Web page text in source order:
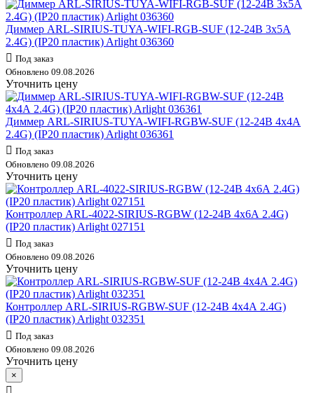
Диммер ARL-SIRIUS-TUYA-WIFI-RGB-SUF (12-24В 3х5А
2.4G) (IP20 пластик) Arlight 036360
Под заказ
Обновлено 09.08.2026
Уточнить цену
Диммер ARL-SIRIUS-TUYA-WIFI-RGBW-SUF (12-24В 4х4А
2.4G) (IP20 пластик) Arlight 036361
Под заказ
Обновлено 09.08.2026
Уточнить цену
Контроллер ARL-4022-SIRIUS-RGBW (12-24В 4х6А 2.4G)
(IP20 пластик) Arlight 027151
Под заказ
Обновлено 09.08.2026
Уточнить цену
Контроллер ARL-SIRIUS-RGBW-SUF (12-24В 4х4А 2.4G)
(IP20 пластик) Arlight 032351
Под заказ
Обновлено 09.08.2026
Уточнить цену
×